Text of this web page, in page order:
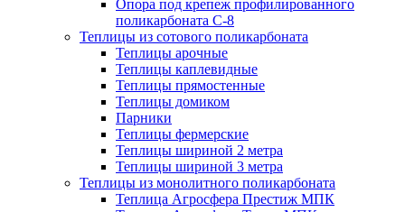
Опора под крепеж профилированного
поликарбоната С-8
Теплицы из сотового поликарбоната
Теплицы арочные
Теплицы каплевидные
Теплицы прямостенные
Теплицы домиком
Парники
Теплицы фермерские
Теплицы шириной 2 метра
Теплицы шириной 3 метра
Теплицы из монолитного поликарбоната
Теплица Агросфера Престиж МПК